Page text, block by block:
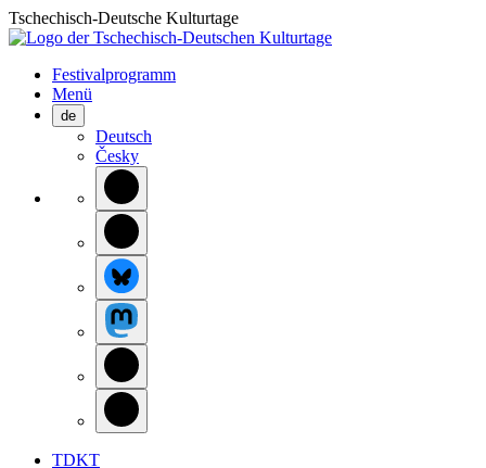
Tschechisch-Deutsche Kulturtage
Festivalprogramm
Menü
de
Deutsch
Česky
TDKT